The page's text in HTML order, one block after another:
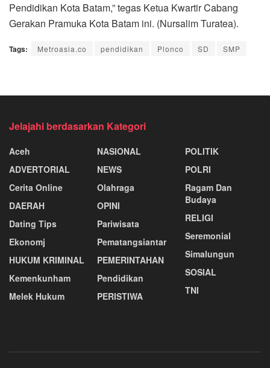
Pendidikan Kota Batam,” tegas Ketua Kwartir Cabang
Gerakan Pramuka Kota Batam ini. (Nursalim Turatea).
Tags: Metroasia.co pendidikan Plonco SD SMP
Jelajahi berdasarkan Kategori
Aceh
ADVERTORIAL
Cerita Online
DAERAH
Dating Tips
Ekonomj
HUKUM KRIMINAL
Kemenkunham
Melek Hukum
NASIONAL
NEWS
Olahraga
OPINI
Pariwisata
Pematangsiantar
PEMERINTAHAN
Pendidikan
PERISTIWA
POLITIK
POLRI
Ragam Dan
Budaya
RELIGI
Seremonial
Simalungun
SOSIAL
TNI